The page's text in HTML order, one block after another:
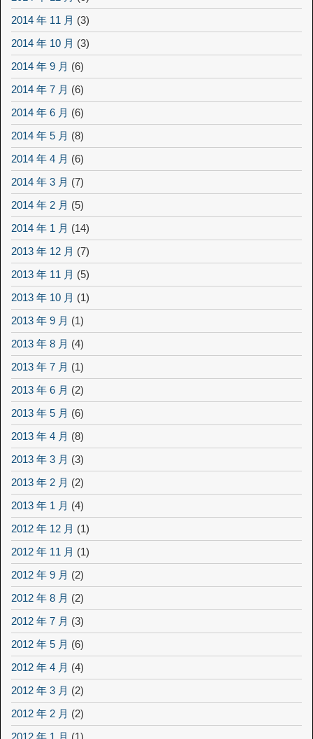
2014 年 11 月 (3)
2014 年 10 月 (3)
2014 年 9 月 (6)
2014 年 7 月 (6)
2014 年 6 月 (6)
2014 年 5 月 (8)
2014 年 4 月 (6)
2014 年 3 月 (7)
2014 年 2 月 (5)
2014 年 1 月 (14)
2013 年 12 月 (7)
2013 年 11 月 (5)
2013 年 10 月 (1)
2013 年 9 月 (1)
2013 年 8 月 (4)
2013 年 7 月 (1)
2013 年 6 月 (2)
2013 年 5 月 (6)
2013 年 4 月 (8)
2013 年 3 月 (3)
2013 年 2 月 (2)
2013 年 1 月 (4)
2012 年 12 月 (1)
2012 年 11 月 (1)
2012 年 9 月 (2)
2012 年 8 月 (2)
2012 年 7 月 (3)
2012 年 5 月 (6)
2012 年 4 月 (4)
2012 年 3 月 (2)
2012 年 2 月 (2)